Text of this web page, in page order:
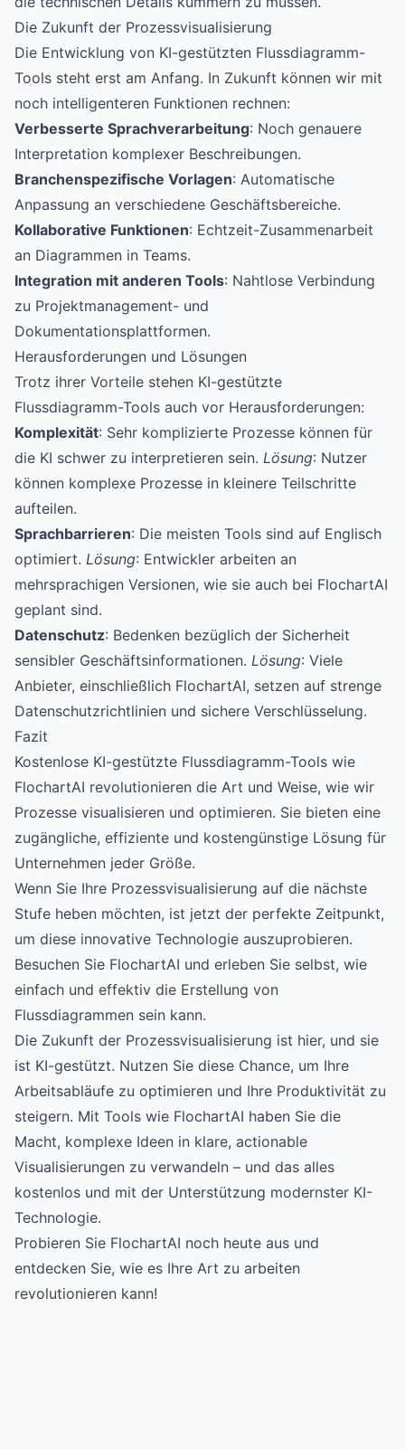
Die Zukunft der Prozessvisualisierung
Die Entwicklung von KI-gestützten Flussdiagramm-
Tools steht erst am Anfang. In Zukunft können wir mit
noch intelligenteren Funktionen rechnen:
Verbesserte Sprachverarbeitung: Noch genauere
Interpretation komplexer Beschreibungen.
Branchenspezifische Vorlagen: Automatische
Anpassung an verschiedene Geschäftsbereiche.
Kollaborative Funktionen: Echtzeit-Zusammenarbeit
an Diagrammen in Teams.
Integration mit anderen Tools: Nahtlose Verbindung
zu Projektmanagement- und
Dokumentationsplattformen.
Herausforderungen und Lösungen
Trotz ihrer Vorteile stehen KI-gestützte
Flussdiagramm-Tools auch vor Herausforderungen:
Komplexität: Sehr komplizierte Prozesse können für
die KI schwer zu interpretieren sein. Lösung: Nutzer
können komplexe Prozesse in kleinere Teilschritte
aufteilen.
Sprachbarrieren: Die meisten Tools sind auf Englisch
optimiert. Lösung: Entwickler arbeiten an
mehrsprachigen Versionen, wie sie auch bei FlochartAI
geplant sind.
Datenschutz: Bedenken bezüglich der Sicherheit
sensibler Geschäftsinformationen. Lösung: Viele
Anbieter, einschließlich FlochartAI, setzen auf strenge
Datenschutzrichtlinien und sichere Verschlüsselung.
Fazit
Kostenlose KI-gestützte Flussdiagramm-Tools wie
FlochartAI revolutionieren die Art und Weise, wie wir
Prozesse visualisieren und optimieren. Sie bieten eine
zugängliche, effiziente und kostengünstige Lösung für
Unternehmen jeder Größe.
Wenn Sie Ihre Prozessvisualisierung auf die nächste
Stufe heben möchten, ist jetzt der perfekte Zeitpunkt,
um diese innovative Technologie auszuprobieren.
Besuchen Sie FlochartAI und erleben Sie selbst, wie
einfach und effektiv die Erstellung von
Flussdiagrammen sein kann.
Die Zukunft der Prozessvisualisierung ist hier, und sie
ist KI-gestützt. Nutzen Sie diese Chance, um Ihre
Arbeitsabläufe zu optimieren und Ihre Produktivität zu
steigern. Mit Tools wie FlochartAI haben Sie die
Macht, komplexe Ideen in klare, actionable
Visualisierungen zu verwandeln – und das alles
kostenlos und mit der Unterstützung modernster KI-
Technologie.
Probieren Sie FlochartAI noch heute aus und
entdecken Sie, wie es Ihre Art zu arbeiten
revolutionieren kann!